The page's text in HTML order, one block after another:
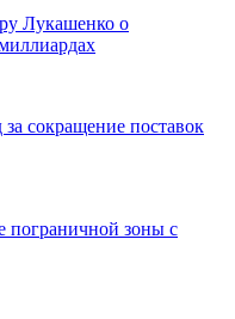
Лукашенко о
сокращение поставок
пограничной зоны с